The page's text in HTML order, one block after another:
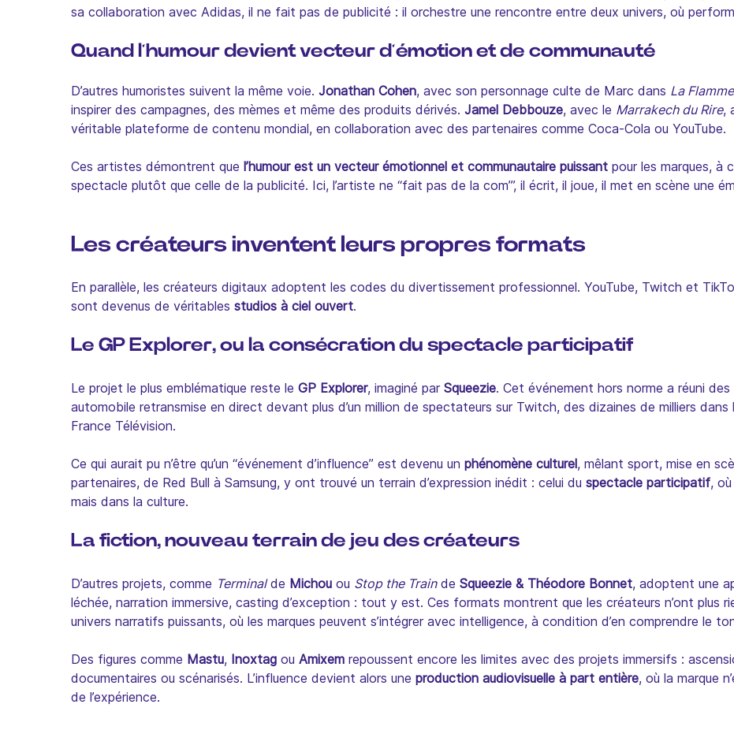
sa collaboration avec Adidas, il ne fait pas de publicité : il orchestre une rencontre entre deux univers, où
Quand l’humour devient vecteur d’émotion et de communauté
D’autres humoristes suivent la même voie. Jonathan Cohen, avec son personnage culte de Marc dans La Flamme
inspirer des campagnes, des mèmes et même des produits dérivés. Jamel Debbouze, avec le Marrakech du Rire,
véritable plateforme de contenu mondial, en collaboration avec des partenaires comme Coca-Cola ou YouTube.
Ces artistes démontrent que l’humour est un vecteur émotionnel et communautaire puissant pour les marques, à
spectacle plutôt que celle de la publicité. Ici, l’artiste ne “fait pas de la com’”, il écrit, il joue, il met en scène une
Les créateurs inventent leurs propres formats
En parallèle, les créateurs digitaux adoptent les codes du divertissement professionnel. YouTube, Twitch et
sont devenus de véritables studios à ciel ouvert.
Le GP Explorer, ou la consécration du spectacle participatif
Le projet le plus emblématique reste le GP Explorer, imaginé par Squeezie. Cet événement hors norme a réuni
automobile retransmise en direct devant plus d’un million de spectateurs sur Twitch, des dizaines de milliers
France Télévision.
Ce qui aurait pu n’être qu’un “événement d’influence” est devenu un phénomène culturel, mêlant sport, mise en
partenaires, de Red Bull à Samsung, y ont trouvé un terrain d’expression inédit : celui du spectacle participatif,
mais dans la culture.
La fiction, nouveau terrain de jeu des créateurs
D’autres projets, comme Terminalde Michou ou Stop the Trainde Squeezie & Théodore Bonnet, adoptent une
léchée, narration immersive, casting d’exception : tout y est. Ces formats montrent que les créateurs n’ont plus
univers narratifs puissants, où les marques peuvent s’intégrer avec intelligence, à condition d’en comprendre le
Des figures comme Mastu, Inoxtag ou Amixem repoussent encore les limites avec des projets immersifs :
documentaires ou scénarisés. L’influence devient alors une production audiovisuelle à part entière, où la marque
de l’expérience.